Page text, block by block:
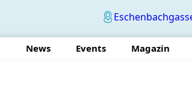
News Events Magazin